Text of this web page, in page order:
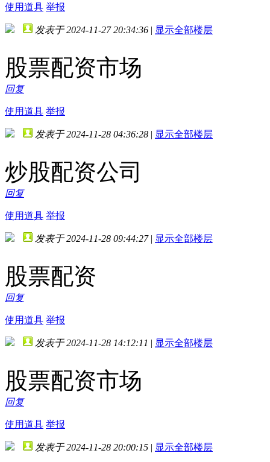
使用道具 举报
发表于 2024-11-27 20:34:36 | 显示全部楼层
股票配资市场
回复
使用道具 举报
发表于 2024-11-28 04:36:28 | 显示全部楼层
炒股配资公司
回复
使用道具 举报
发表于 2024-11-28 09:44:27 | 显示全部楼层
股票配资
回复
使用道具 举报
发表于 2024-11-28 14:12:11 | 显示全部楼层
股票配资市场
回复
使用道具 举报
发表于 2024-11-28 20:00:15 | 显示全部楼层